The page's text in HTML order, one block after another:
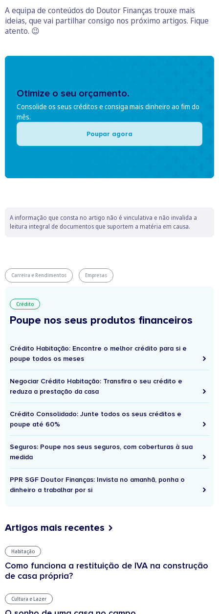
A equipa de conteúdos do Doutor Finanças trouxe mais
ideias, que vai partilhar consigo nos próximo artigos. Fique
atento. 😉
Otimize o seu orçamento.
Consolide os seus créditos e consiga mais dinheiro ao fim do
mês.
Poupar agora
A informação que consta no artigo não é vinculativa e não invalida a
leitura integral de documentos que suportem a matéria em causa.
Carreira e Rendimentos Empresas
Crédito
Poupe nos seus produtos financeiros
Crédito Habitação: Encontre o melhor crédito para si e
poupe todos os meses
Negociar Crédito Habitação: Transfira o seu crédito e
reduza a prestação da casa
Crédito Consolidado: Junte todos os seus créditos e
poupe até 60%
Seguros: Poupe nos seus seguros, com coberturas à sua
medida
PPR SGF Doutor Finanças: Invista no amanhã, ponha o
dinheiro a trabalhar por si
Artigos mais recentes
Habitação
Como funciona a restituição de IVA na construção
de casa própria?
Cultura e Lazer